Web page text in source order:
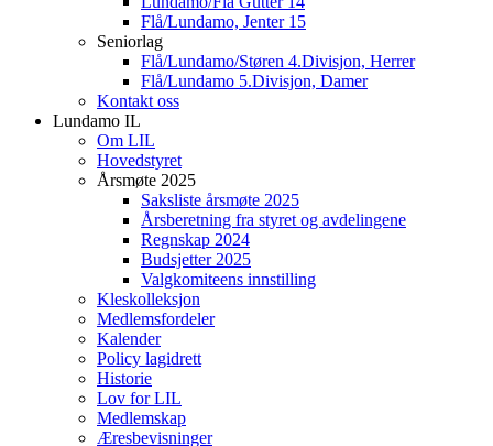
Flå/Lundamo, Jenter 15
Seniorlag
Flå/Lundamo/Støren 4.Divisjon, Herrer
Flå/Lundamo 5.Divisjon, Damer
Kontakt oss
Lundamo IL
Om LIL
Hovedstyret
Årsmøte 2025
Saksliste årsmøte 2025
Årsberetning fra styret og avdelingene
Regnskap 2024
Budsjetter 2025
Valgkomiteens innstilling
Kleskolleksjon
Medlemsfordeler
Kalender
Policy lagidrett
Historie
Lov for LIL
Medlemskap
Æresbevisninger